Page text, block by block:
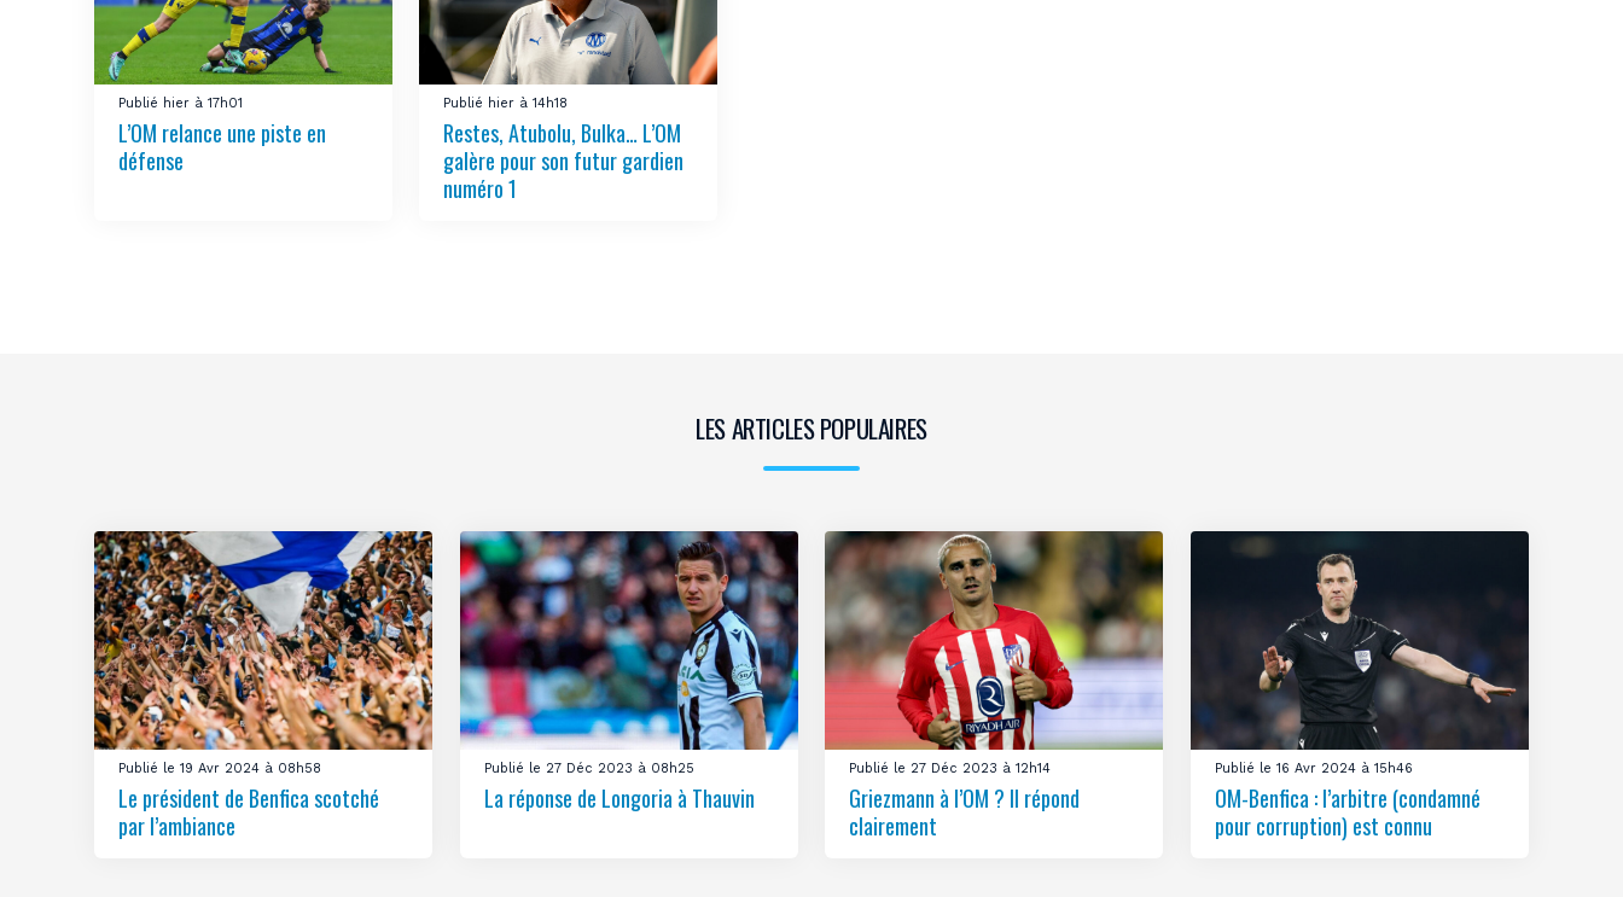
Publié hier à 17h01
L’OM relance une piste en
défense
Publié hier à 14h18
Restes, Atubolu, Bulka… L’OM
galère pour son futur gardien
numéro 1
LES ARTICLES POPULAIRES
Publié le 19 Avr 2024 à 08h58
Le président de Benfica scotché
par l’ambiance
Publié le 27 Déc 2023 à 08h25
La réponse de Longoria à Thauvin
Publié le 27 Déc 2023 à 12h14
Griezmann à l’OM ? Il répond
clairement
Publié le 16 Avr 2024 à 15h46
OM-Benfica : l’arbitre (condamné
pour corruption) est connu